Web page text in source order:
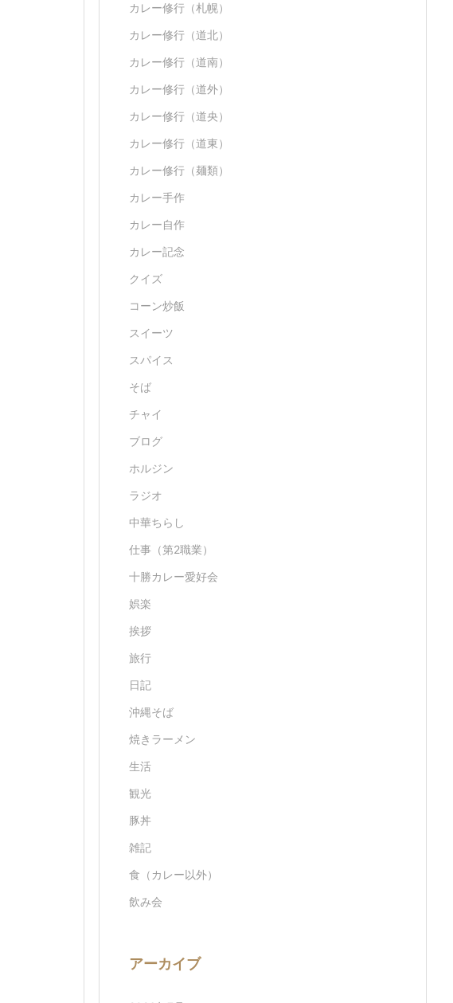
カレー修行（札幌）
カレー修行（道北）
カレー修行（道南）
カレー修行（道外）
カレー修行（道央）
カレー修行（道東）
カレー修行（麺類）
カレー手作
カレー自作
カレー記念
クイズ
コーン炒飯
スイーツ
スパイス
そば
チャイ
ブログ
ホルジン
ラジオ
中華ちらし
仕事（第2職業）
十勝カレー愛好会
娯楽
挨拶
旅行
日記
沖縄そば
焼きラーメン
生活
観光
豚丼
雑記
食（カレー以外）
飲み会
アーカイブ